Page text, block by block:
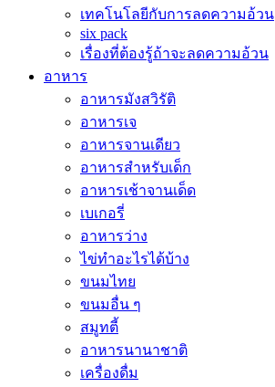
เทคโนโลยีกับการลดความอ้วน
six pack
เรื่องที่ต้องรู้ถ้าจะลดความอ้วน
อาหาร
อาหารมังสวิรัติ
อาหารเจ
อาหารจานเดียว
อาหารสำหรับเด็ก
อาหารเช้าจานเด็ด
เบเกอรี่
อาหารว่าง
ไข่ทำอะไรได้บ้าง
ขนมไทย
ขนมอื่น ๆ
สมูทตี้
อาหารนานาชาติ
เครื่องดื่ม